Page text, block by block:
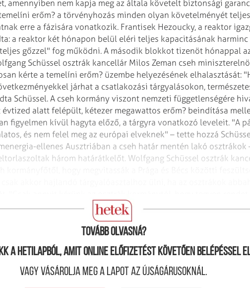
amennyiben nem kapja meg az általa követelt biztonsági
erőm? a törvényhozás minden olyan követelményét
erre a fázisára vonatkozik. Frantisek Hezoucky, a reaktor
a reaktor két hónapon belül eléri teljes kapacitásának harminc
gőzzel" fog működni. A második blokkot tizenöt hónappal
Schüssel osztrák kancellár Milos Zeman cseh
kérte a temelíni erőm? üzembe helyezésének elhalasztását:
járhat a csatlakozási tárgyalásokon,
Schüssel. A cseh kormány viszont nemzeti függetlenségére
alatt felépült, kétezer megawattos erőm? beindítása
figyelmen kívül hagyta előző, a tárgyra vonatkozó leveleit. "A
és nem felel meg az európai elveknek" – tette hozzá
ellenes Ausztriában a cseh határ mentén lakó osztrákok
három határátkelőt. Wolfgang Schüssel osztrák
Libor Roucek, a cseh kormány szóvivője.
Tovább olvasná?
a hetilapból, amit online előfizetést követően belépéssel
Vagy vásárolja meg a lapot az újságárusoknál.